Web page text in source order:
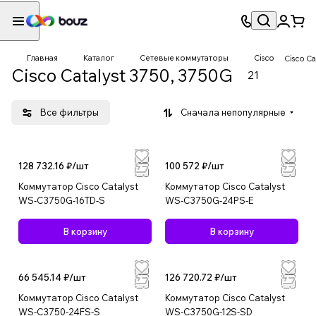
Главная Каталог Сетевые коммутаторы Cisco Cisco
Cisco Catalyst 3750, 3750G 21
Все фильтры Сначала непопулярные
128 732.16 ₽/шт
Коммутатор Cisco Catalyst
WS-C3750G-16TD-S
В корзину
100 572 ₽/шт
Коммутатор Cisco Catalyst
WS-C3750G-24PS-E
В корзину
66 545.14 ₽/шт
Коммутатор Cisco Catalyst
WS-C3750-24FS-S
126 720.72 ₽/шт
Коммутатор Cisco Catalyst
WS-C3750G-12S-SD